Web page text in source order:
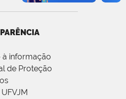
à informação
de Proteção